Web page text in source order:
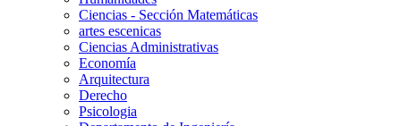
Ciencias - Sección Matemáticas
artes escenicas
Ciencias Administrativas
Economía
Arquitectura
Derecho
Psicologia